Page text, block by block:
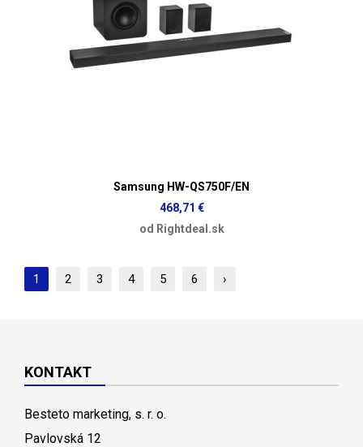
Samsung HW-QS750F/EN
468,71 €
od Rightdeal.sk
1 2 3 4 5 6 ›
KONTAKT
Besteto marketing, s. r. o.
Pavlovská 12